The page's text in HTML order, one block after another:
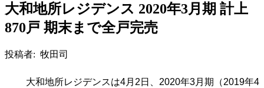
大和地所レジデンス 2020年3月期 計上
870戸 期末まで全戸完売
投稿者: 牧田司
大和地所レジデンスは4月 2 日、 2020年3月期（2019年4